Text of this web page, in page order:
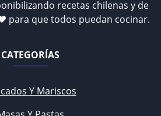
recetas chilenas y de
para que todos puedan cocinar.
CATEGORÍAS
Y Mariscos